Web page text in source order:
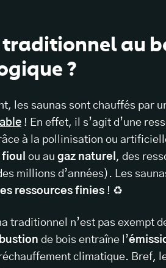
traditionnel au
?
les saunas sont chauffés par
! En effet, il s’agit d’une
à la pollinisation ou
fioul ou au gaz naturel , des
millions d’années). Les
ressources finies ! ♻️
traditionnel n’est pas exempt
de bois entraîne l’
climatique. Bref,